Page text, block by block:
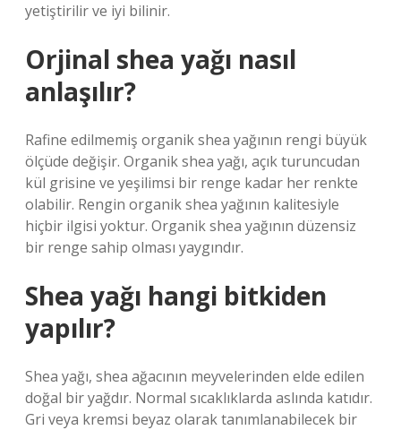
yetiştirilir ve iyi bilinir.
Orjinal shea yağı nasıl
anlaşılır?
Rafine edilmemiş organik shea yağının rengi büyük
ölçüde değişir. Organik shea yağı, açık turuncudan
kül grisine ve yeşilimsi bir renge kadar her renkte
olabilir. Rengin organik shea yağının kalitesiyle
hiçbir ilgisi yoktur. Organik shea yağının düzensiz
bir renge sahip olması yaygındır.
Shea yağı hangi bitkiden
yapılır?
Shea yağı, shea ağacının meyvelerinden elde edilen
doğal bir yağdır. Normal sıcaklıklarda aslında katıdır.
Gri veya kremsi beyaz olarak tanımlanabilecek bir